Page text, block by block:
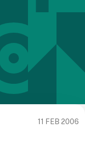
11 FEB 2006